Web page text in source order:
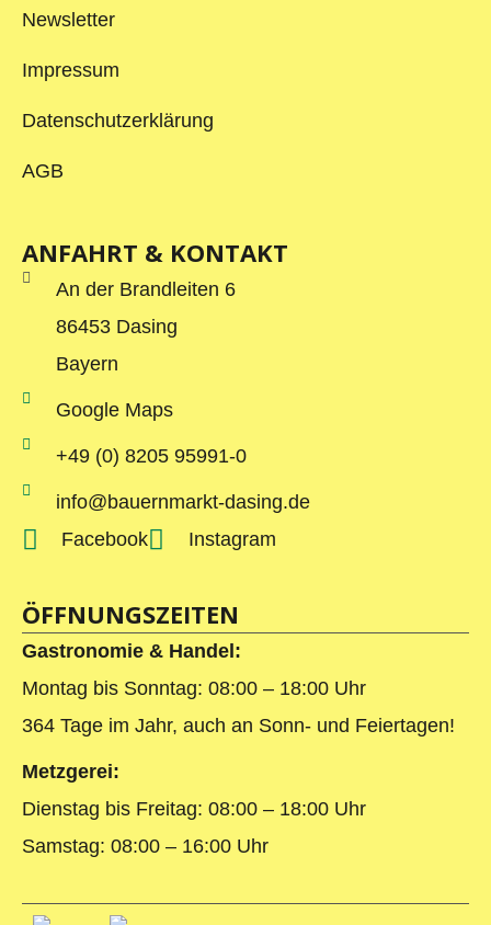
Newsletter
Impressum
Datenschutzerklärung
AGB
ANFAHRT & KONTAKT
An der Brandleiten 6
86453 Dasing
Bayern
Google Maps
+49 (0) 8205 95991-0
info@bauernmarkt-dasing.de
Facebook
Instagram
ÖFFNUNGSZEITEN
Gastronomie & Handel:
Montag bis Sonntag: 08:00 – 18:00 Uhr
364 Tage im Jahr, auch an Sonn- und Feiertagen!
Metzgerei:
Dienstag bis Freitag: 08:00 – 18:00 Uhr
Samstag: 08:00 – 16:00 Uhr